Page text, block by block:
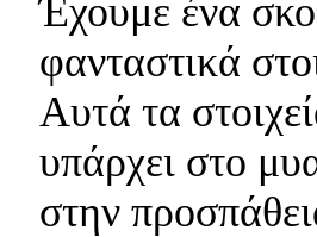
Έχουμε ένα
φανταστικά
Αυτά τα
υπάρχει στο
στην